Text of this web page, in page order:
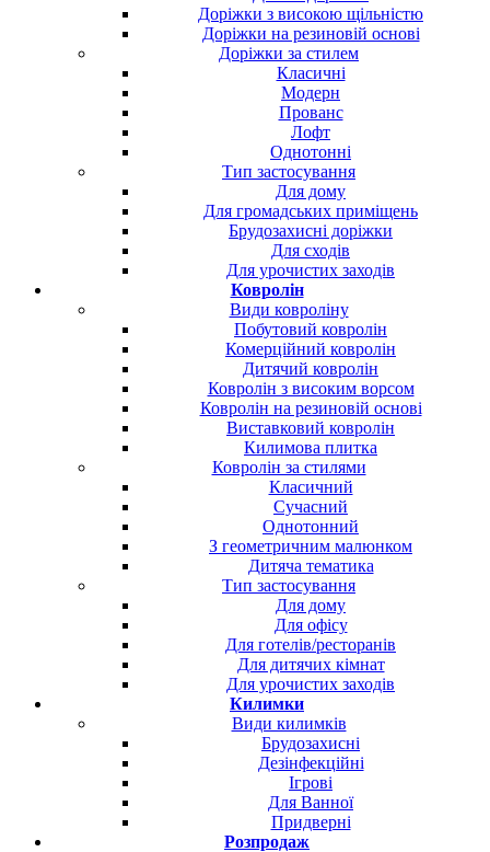
Доріжки з високою щільністю
Доріжки на резиновій основі
Доріжки за стилем
Класичні
Модерн
Прованс
Лофт
Однотонні
Тип застосування
Для дому
Для громадських приміщень
Брудозахисні доріжки
Для сходів
Для урочистих заходів
Ковролін
Види ковроліну
Побутовий ковролін
Комерційний ковролін
Дитячий ковролін
Ковролін з високим ворсом
Ковролін на резиновій основі
Виставковий ковролін
Килимова плитка
Ковролін за стилями
Класичний
Сучасний
Однотонний
З геометричним малюнком
Дитяча тематика
Тип застосування
Для дому
Для офісу
Для готелів/ресторанів
Для дитячих кімнат
Для урочистих заходів
Килимки
Види килимків
Брудозахисні
Дезінфекційні
Ігрові
Для Ванної
Придверні
Розпродаж